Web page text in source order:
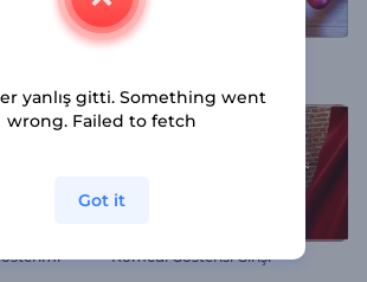
Komedi Gösterisi Girişi
yanlış gitti. Something went
wrong. Failed to fetch
Got it